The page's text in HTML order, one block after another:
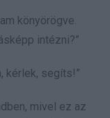
könyörögve.
intézni?”
kérlek, segíts!”
mivel ez az